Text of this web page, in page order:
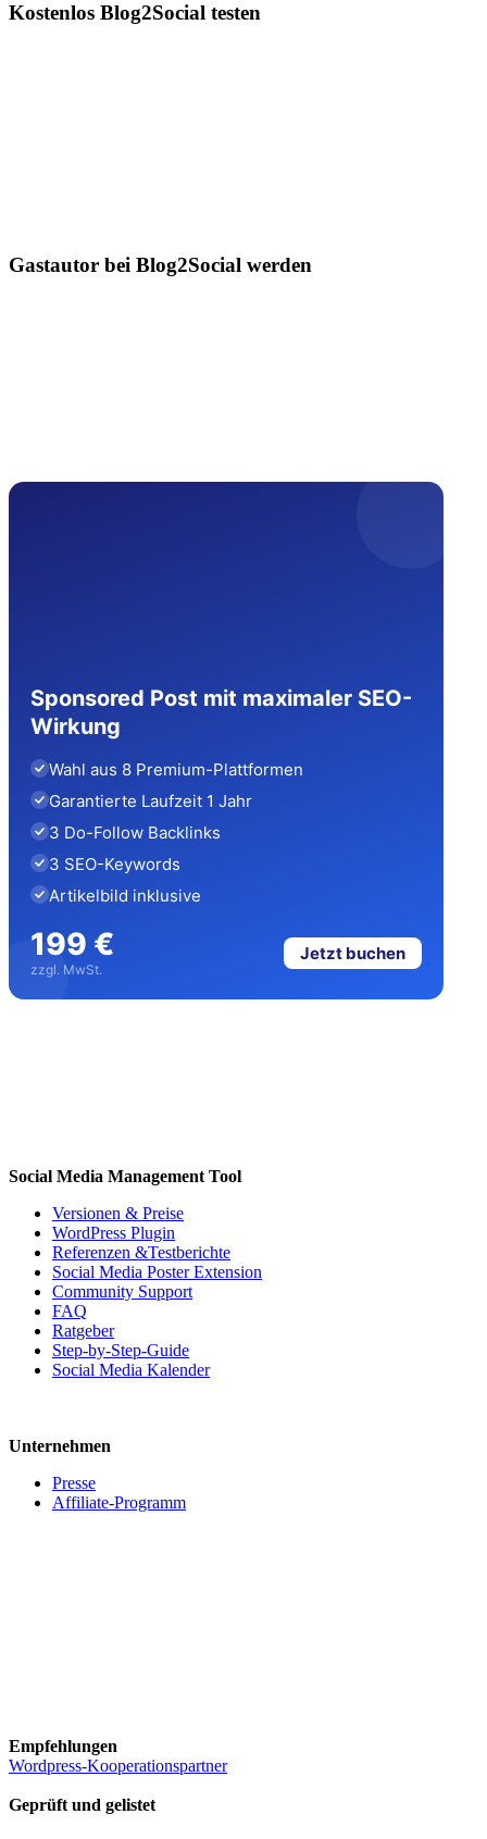
Kostenlos Blog2Social testen
Gastautor bei Blog2Social werden
Sponsored Post mit maximaler SEO-
Wirkung
Wahl aus 8 Premium-Plattformen
Garantierte Laufzeit 1 Jahr
3 Do-Follow Backlinks
3 SEO-Keywords
Artikelbild inklusive
199 €
zzgl. MwSt.
Jetzt buchen
Social Media Management Tool
Versionen & Preise
WordPress Plugin
Referenzen &Testberichte
Social Media Poster Extension
Community Support
FAQ
Ratgeber
Step-by-Step-Guide
Social Media Kalender
Unternehmen
Presse
Affiliate-Programm
Empfehlungen
Wordpress-Kooperationspartner
Geprüft und gelistet